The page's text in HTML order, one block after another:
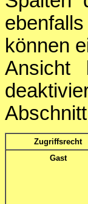
können
Ansicht
Abschnitt
Zugriffsrecht
Gast